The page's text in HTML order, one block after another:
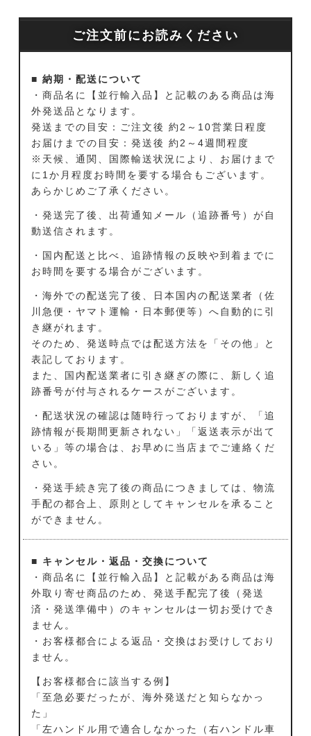
ご注文前にお読みください
■ 納期・配送について
・商品名に【並行輸入品】と記載のある商品は海
外発送品となります。
発送までの目安：ご注文後 約2～10営業日程度
お届けまでの目安：発送後 約2～4週間程度
※天候、通関、国際輸送状況により、お届けまで
に1か月程度お時間を要する場合もございます。
あらかじめご了承ください。
・発送完了後、出荷通知メール（追跡番号）が自
動送信されます。
・国内配送と比べ、追跡情報の反映や到着までに
お時間を要する場合がございます。
・海外での配送完了後、日本国内の配送業者（佐
川急便・ヤマト運輸・日本郵便等）へ自動的に引
き継がれます。
そのため、発送時点では配送方法を「その他」と
表記しております。
また、国内配送業者に引き継ぎの際に、新しく追
跡番号が付与されるケースがございます。
・配送状況の確認は随時行っておりますが、「追
跡情報が長期間更新されない」「返送表示が出て
いる」等の場合は、お早めに当店までご連絡くだ
さい。
・発送手続き完了後の商品につきましては、物流
手配の都合上、原則としてキャンセルを承ること
ができません。
■ キャンセル・返品・交換について
・商品名に【並行輸入品】と記載がある商品は海
外取り寄せ商品のため、発送手配完了後（発送
済・発送準備中）のキャンセルは一切お受けでき
ません。
・お客様都合による返品・交換はお受けしており
ません。
【お客様都合に該当する例】
「至急必要だったが、海外発送だと知らなかっ
た」
「左ハンドル用で適合しなかった（右ハンドル車